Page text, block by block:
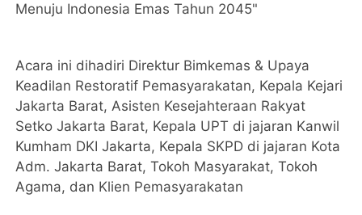
Menuju Indonesia Emas Tahun 2045"
Acara ini dihadiri Direktur Bimkemas & Upaya
Keadilan Restoratif Pemasyarakatan, Kepala Kejari
Jakarta Barat, Asisten Kesejahteraan Rakyat
Setko Jakarta Barat, Kepala UPT di jajaran Kanwil
Kumham DKI Jakarta, Kepala SKPD di jajaran Kota
Adm. Jakarta Barat, Tokoh Masyarakat, Tokoh
Agama, dan Klien Pemasyarakatan